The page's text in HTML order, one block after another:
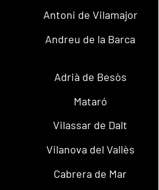
Antoni de Vilamajor
Andreu de la Barca
Adrià de Besòs
Mataró
Vilassar de Dalt
Vilanova del Vallès
Cabrera de Mar